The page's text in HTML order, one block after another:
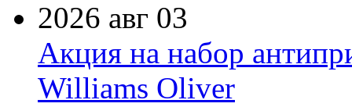
2026 авг 03
Акция на набор
Williams Oliver